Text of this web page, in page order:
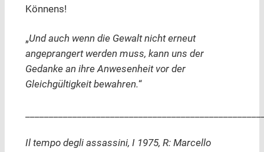
Könnens!
„Und auch wenn die Gewalt nicht erneut
angeprangert werden muss, kann uns der
Gedanke an ihre Anwesenheit vor der
Gleichgültigkeit bewahren.“
Il tempo degli assassini, I 1975, R: Marcello